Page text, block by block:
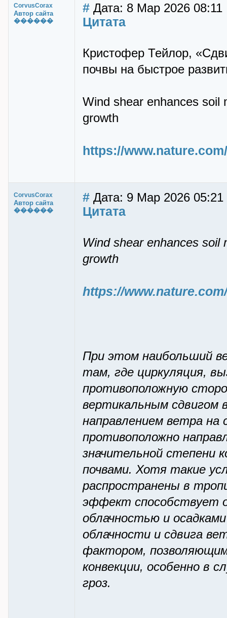
CorvusCorax
Автор сайта
������
# Дата: 8 Мар 2026 08:11
Цитата
Кристофер Тейлор,
почвы на быстрое
Wind shear enhances soil
growth
https://
CorvusCorax
Автор сайта
������
# Дата: 9 Мар 2026 05:21
Цитата
Wind shear enhances soil
growth
https://
При этом наибольший
там, где циркуляция,
противоположную
вертикальным сдвигом
направлением ветра на
противоположно
значительной степени
почвами. Хотя такие
распространены в
эффект способствует
облачностью и
облачности и сдвига
фактором,
конвекции, особенно в
гроз.